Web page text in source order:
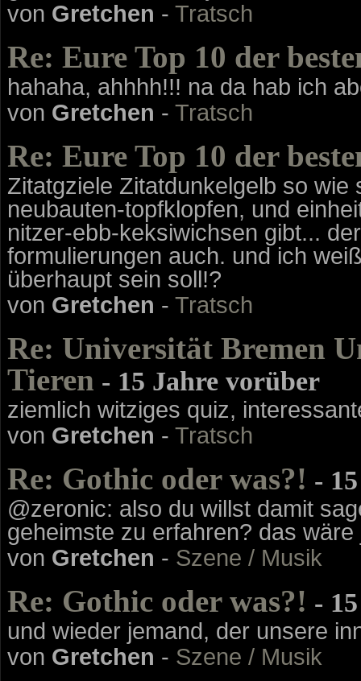
von Gretchen - Tratsch
Re: Eure Top 10 der
hahaha, ahhhh!!! na da hab ich
von Gretchen - Tratsch
Re: Eure Top 10 der
Zitatgziele Zitatdunkelgelb so
neubauten-topfklopfen, und
nitzer-ebb-keksiwichsen gibt...
formulierungen auch. und ich
überhaupt sein soll!?
von Gretchen - Tratsch
Re: Universität Bremen
Tieren - 15 Jahre vorüber
ziemlich witziges quiz,
von Gretchen - Tratsch
Re: Gothic oder was?! -
@zeronic: also du willst damit
geheimste zu erfahren? das
von Gretchen - Szene / Musik
Re: Gothic oder was?! -
und wieder jemand, der unsere
von Gretchen - Szene / Musik